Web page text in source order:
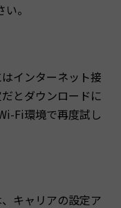
。
インターネット接
とダウンロードに
Fi環境で再度試し
キャリアの設定ア